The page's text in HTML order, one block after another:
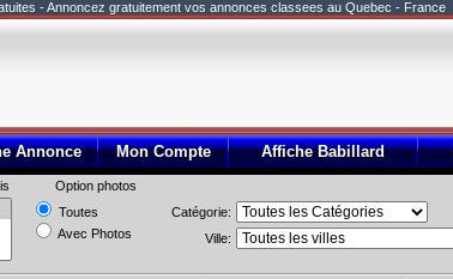
- Annoncez gratuitement vos annonces classees au Quebec - France
Annonce Mon Compte Affiche Babillard
Option photos
Toutes
Avec Photos
Catégorie:
Ville: